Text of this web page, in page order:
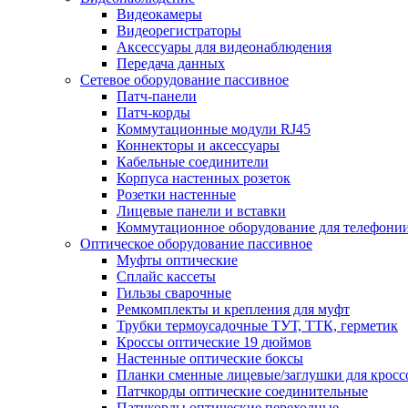
Видеокамеры
Видеорегистраторы
Аксессуары для видеонаблюдения
Передача данных
Сетевое оборудование пассивное
Патч-панели
Патч-корды
Коммутационные модули RJ45
Коннекторы и аксессуары
Кабельные соединители
Корпуса настенных розеток
Розетки настенные
Лицевые панели и вставки
Коммутационное оборудование для
Оптическое оборудование пассивное
Муфты оптические
Сплайс кассеты
Гильзы сварочные
Ремкомплекты и крепления для муфт
Трубки термоусадочные ТУТ, ТТК, герметик
Кроссы оптические 19 дюймов
Настенные оптические боксы
Планки сменные лицевые/заглушки для
Патчкорды оптические соединительные